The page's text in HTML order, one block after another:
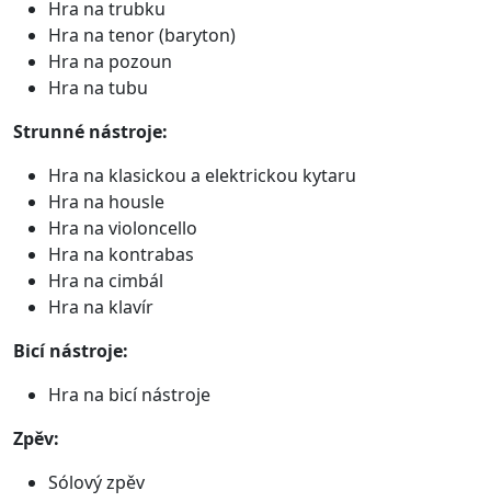
Hra na trubku
Hra na tenor (baryton)
Hra na pozoun
Hra na tubu
Strunné nástroje:
Hra na klasickou a elektrickou kytaru
Hra na housle
Hra na violoncello
Hra na kontrabas
Hra na cimbál
Hra na klavír
Bicí nástroje:
Hra na bicí nástroje
Zpěv:
Sólový zpěv